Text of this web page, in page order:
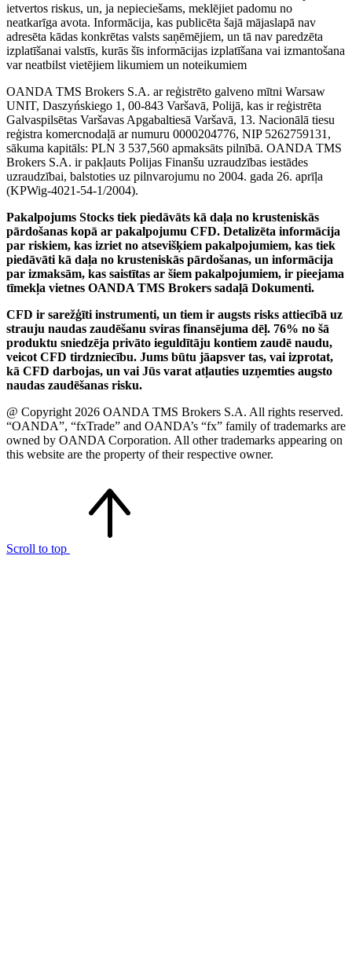
ietvertos riskus, un, ja nepieciešams, meklējiet padomu no
neatkarīga avota. Informācija, kas publicēta šajā mājaslapā nav
adresēta kādas konkrētas valsts saņēmējiem, un tā nav paredzēta
izplatīšanai valstīs, kurās šīs informācijas izplatīšana vai izmantošana
var neatbilst vietējiem likumiem un noteikumiem
OANDA TMS Brokers S.A. ar reģistrēto galveno mītni Warsaw
UNIT, Daszyńskiego 1, 00-843 Varšavā, Polijā, kas ir reģistrēta
Galvaspilsētas Varšavas Apgabaltiesā Varšavā, 13. Nacionālā tiesu
reģistra komercnodaļā ar numuru 0000204776, NIP 5262759131,
sākuma kapitāls: PLN 3 537,560 apmaksāts pilnībā. OANDA TMS
Brokers S.A. ir pakļauts Polijas Finanšu uzraudzības iestādes
uzraudzībai, balstoties uz pilnvarojumu no 2004. gada 26. aprīļa
(KPWig-4021-54-1/2004).
Pakalpojums Stocks tiek piedāvāts kā daļa no krusteniskās
pārdošanas kopā ar pakalpojumu CFD. Detalizēta informācija
par riskiem, kas izriet no atsevišķiem pakalpojumiem, kas tiek
piedāvāti kā daļa no krusteniskās pārdošanas, un informācija
par izmaksām, kas saistītas ar šiem pakalpojumiem, ir pieejama
tīmekļa vietnes OANDA TMS Brokers sadaļā Dokumenti.
CFD ir sarežģīti instrumenti, un tiem ir augsts risks attiecībā uz
strauju naudas zaudēšanu sviras finansējuma dēļ. 76% no šā
produktu sniedzēja privāto ieguldītāju kontiem zaudē naudu,
veicot CFD tirdzniecību. Jums būtu jāapsver tas, vai izprotat,
kā CFD darbojas, un vai Jūs varat atļauties uzņemties augsto
naudas zaudēšanas risku.
@ Copyright 2026 OANDA TMS Brokers S.A. All rights reserved.
“OANDA”, “fxTrade” and OANDA’s “fx” family of trademarks are
owned by OANDA Corporation. All other trademarks appearing on
this website are the property of their respective owner.
Scroll to top